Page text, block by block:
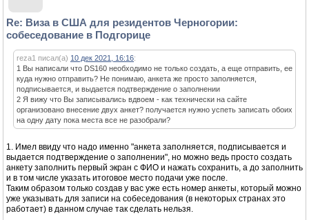
Re: Виза в США для резидентов Черногории:
собеседование в Подгорице
reza1 писал(а) 10 дек 2021, 16:16:
1 Вы написали что DS160 необходимо не только создать, а еще отправить, ее
куда нужно отправить? Не понимаю, анкета же просто заполняется,
подписывается, и выдается подтверждение о заполнении
2 Я вижу что Вы записывались вдвоем - как технически на сайте
организовано внесение двух анкет? получается нужно успеть записать обоих
на одну дату пока места все не разобрали?
1. Имел ввиду что надо именно "анкета заполняется, подписывается и
выдается подтверждение о заполнении", но можно ведь просто создать
анкету заполнить первый экран с ФИО и нажать сохранить, а до заполнить
и в том числе указать итоговое место подачи уже после.
Таким образом только создав у вас уже есть номер анкеты, который можно
уже указывать для записи на собеседования (в некоторых странах это
работает) в данном случае так сделать нельзя.